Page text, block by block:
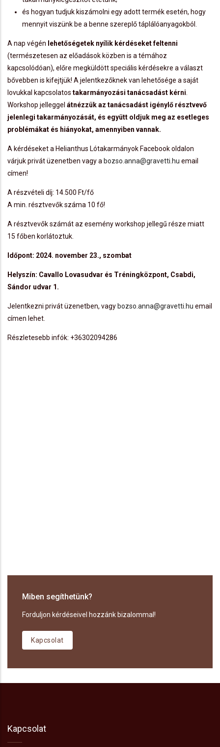
és hogyan tudjuk kiszámolni egy adott termék esetén, hogy
mennyit viszünk be a benne szereplő táplálóanyagokból.
A nap végén lehetőségetek nyílik kérdéseket feltenni
(természetesen az előadások közben is a témához
kapcsolódóan), előre megküldött speciális kérdésekre a választ
bővebben is kifejtjük! A jelentkezőknek van lehetősége a saját
lovukkal kapcsolatos takarmányozási tanácsadást kérni
Workshop jelleggel átnézzük az tanácsadást igénylő résztvevő
jelenlegi takarmányozását, és együtt oldjuk meg az esetleges
problémákat és hiányokat, amennyiben vannak.
A kérdéseket a Helianthus Lótakarmányok Facebook oldalon
várjuk privát üzenetben vagy a bozso.anna@gravetti.hu email
címen!
A részvételi díj: 14.500 Ft/fő
A min. résztvevők száma 10 fő!
A résztvevők számát az esemény workshop jellegű része miatt
15 főben korlátoztuk.
Időpont: 2024. november 23., szombat
Helyszín: Cavallo Lovasudvar és Tréningközpont, Csabdi,
Sándor udvar 1.
Jelentkezni privát üzenetben, vagy bozso.anna@gravetti.hu email
címen lehet.
Részletesebb infók: +36302094286
Miben segíthetünk?
Forduljon kérdéseivel hozzánk bizalommal!
Kapcsolat
Kapcsolat